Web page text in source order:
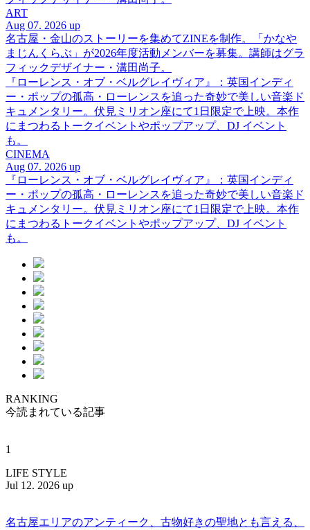
ART
Aug 07. 2026 up
名古屋・金山のストーリーを集めてZINEを制作。「かなや
まじんくらぶ」が2026年度活動メンバーを募集。講師はグラ
フィックデザイナー・溝田尚子。
『ローレンス・オブ・ベルグレイヴィア』：英国インディ
ー・ポップの孤高・ローレンスを追った奇妙で美しい音楽ド
キュメンタリー。伏見ミリオン座にて1日限定で上映。本作
にまつわるトークイベントやポップアップ、DJ イベント
も。
CINEMA
Aug 07. 2026 up
『ローレンス・オブ・ベルグレイヴィア』：英国インディ
ー・ポップの孤高・ローレンスを追った奇妙で美しい音楽ド
キュメンタリー。伏見ミリオン座にて1日限定で上映。本作
にまつわるトークイベントやポップアップ、DJ イベント
も。
RANKING
今読まれている記事
1
LIFE STYLE
Jul 12. 2026 up
名古屋エリアのアンティーク、古物好きの聖地とも言える、